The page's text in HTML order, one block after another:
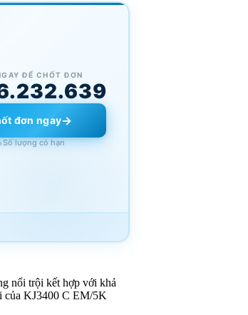
ĐỂ CHỐT ĐƠN
đơn ngay→
Số lượng có hạn
nổi trội kết hợp với khả
của KJ3400 C EM/5K